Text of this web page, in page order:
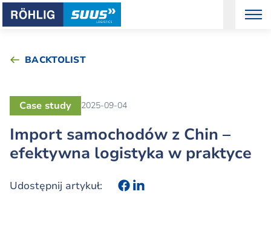
BACKTOLIST
Import samochodów z Chin –
efektywna logistyka w praktyce
Case study 2025-09-04
Udostępnij artykuł: